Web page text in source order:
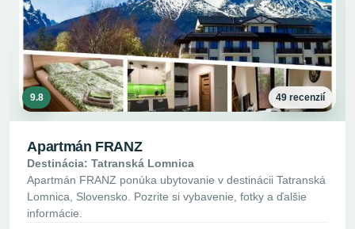
9.8 49 recenzií
Apartmán FRANZ
Destinácia: Tatranská Lomnica
Apartmán FRANZ ponúka ubytovanie v destinácii Tatranská
Lomnica, Slovensko. Pozrite si vybavenie, fotky a ďalšie
informácie.